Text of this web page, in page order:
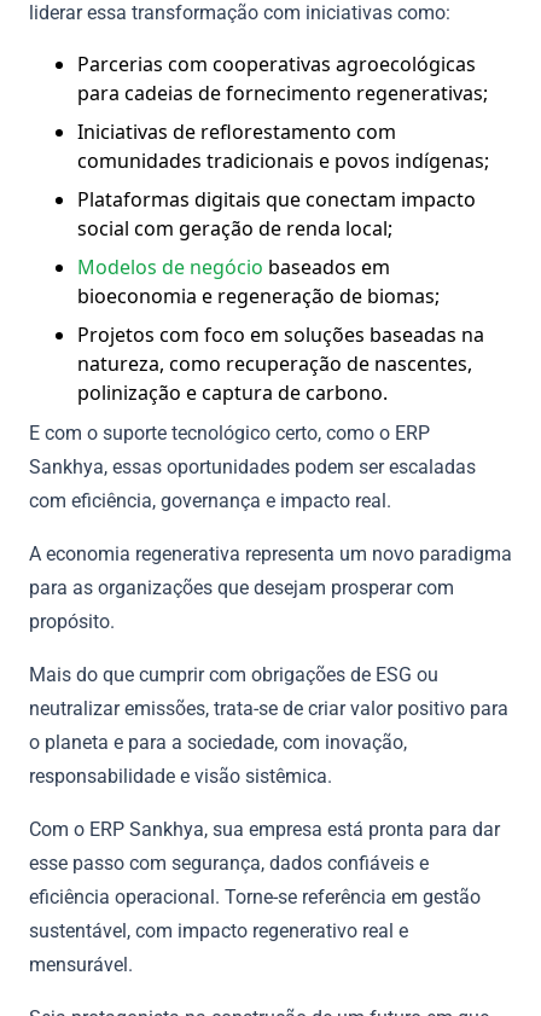
liderar essa transformação com iniciativas como:
Parcerias com cooperativas agroecológicas
para cadeias de fornecimento regenerativas;
Iniciativas de reflorestamento com
comunidades tradicionais e povos indígenas;
Plataformas digitais que conectam impacto
social com geração de renda local;
Modelos de negócio baseados em
bioeconomia e regeneração de biomas;
Projetos com foco em soluções baseadas na
natureza, como recuperação de nascentes,
polinização e captura de carbono.
E com o suporte tecnológico certo, como o ERP
Sankhya, essas oportunidades podem ser escaladas
com eficiência, governança e impacto real.
A economia regenerativa representa um novo paradigma
para as organizações que desejam prosperar com
propósito.
Mais do que cumprir com obrigações de ESG ou
neutralizar emissões, trata-se de criar valor positivo para
o planeta e para a sociedade, com inovação,
responsabilidade e visão sistêmica.
Com o ERP Sankhya, sua empresa está pronta para dar
esse passo com segurança, dados confiáveis e
eficiência operacional. Torne-se referência em gestão
sustentável, com impacto regenerativo real e
mensurável.